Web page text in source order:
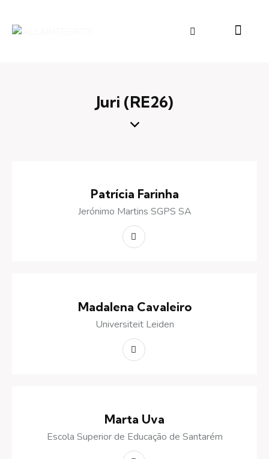
Juri (RE26)
Patrícia Farinha
Jerónimo Martins SGPS SA
Madalena Cavaleiro
Universiteit Leiden
Marta Uva
Escola Superior de Educação de Santarém